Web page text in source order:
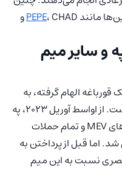
مانند
PEPE، CHAD و
و سایر میم
قورباغه الهام گرفته، به
تازگی به جمع میم کوین‌ها پیوسته است. از اواسط آوریل ۲۰۲۳، په
په به کانون حملات ساندویچی، ربات‌های MEV و تمام حملات
اما قبل از پرداختن به
نسبت به این میم